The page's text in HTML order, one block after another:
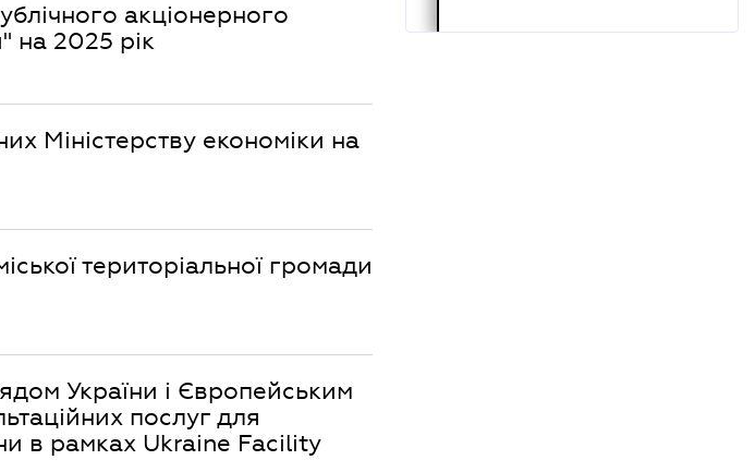
акціонерного
на 2025 рік
Міністерству економіки на
територіальної громади
України і Європейським
послуг для
в рамках Ukraine Facility